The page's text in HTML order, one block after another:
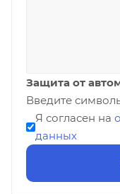
Защита от
Введите
Я согласен на
данных